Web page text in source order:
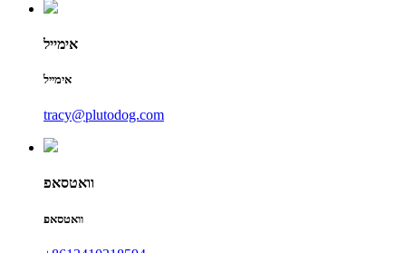
אימייל
אימייל
tracy@plutodog.com
וואטסאפ
וואטסאפ